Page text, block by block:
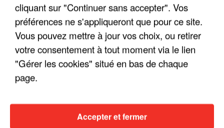
"ON N'EST PAS DES PARENTS
PARFAITS"
cliquant sur "Continuer sans accepter". Vos
préférences ne s'appliqueront que pour ce site.
Vous pouvez mettre à jour vos choix, ou retirer
votre consentement à tout moment via le lien
"Gérer les cookies" situé en bas de chaque
page.
Accepter et fermer